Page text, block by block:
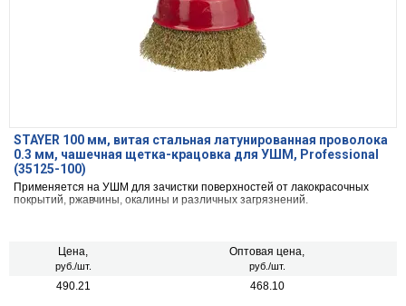
STAYER 100 мм, витая стальная латунированная проволока
0.3 мм, чашечная щетка-крацовка для УШМ, Professional
(35125-100)
Применяется на УШМ для зачистки поверхностей от лакокрасочных
покрытий, ржавчины, окалины и различных загрязнений.
Цена,
руб./шт.
Оптовая цена,
руб./шт.
490.21 468.10